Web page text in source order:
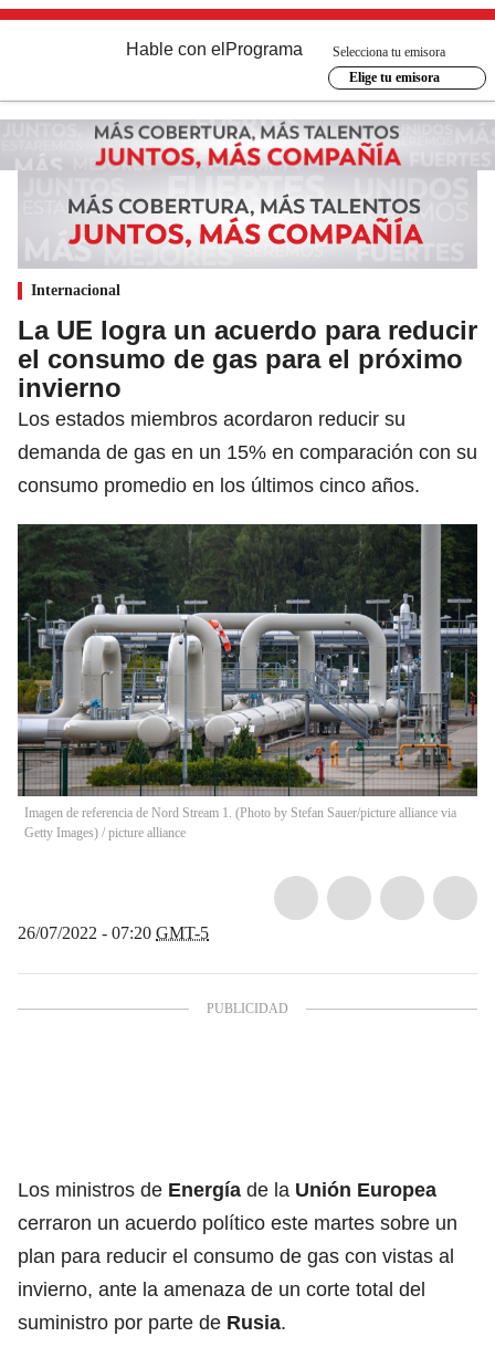
Hable con el Programa
Selecciona tu emisora
Elige tu emisora
Internacional
La UE logra un acuerdo para reducir
el consumo de gas para el próximo
invierno
Los estados miembros acordaron reducir su
demanda de gas en un 15% en comparación con su
consumo promedio en los últimos cinco años.
Imagen de referencia de Nord Stream 1. (Photo by Stefan Sauer/picture alliance via
Getty Images) / picture alliance
26/07/2022 - 07:20 GMT-5
Los ministros de Energía de la Unión Europea
cerraron un acuerdo político este martes sobre un
plan para reducir el consumo de gas con vistas al
invierno, ante la amenaza de un corte total del
suministro por parte de Rusia.